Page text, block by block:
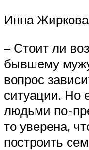
Инна
– Стоит ли
бывшему
вопрос
ситуации. Но
людьми по-
то уверена,
построить